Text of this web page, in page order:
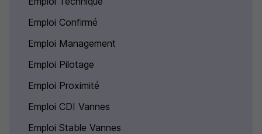
Emploi Confirmé
Emploi Management
Emploi Pilotage
Emploi Proximité
Emploi CDI Vannes
Emploi Stable Vannes